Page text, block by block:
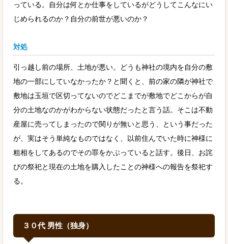
っている。自分は何とか仕事をしているがどうしてこんなにい
じめられるのか？自分の前世が悪いのか？
対処
引っ越し前の場所、土地が悪い。どうも神社の境内を自分の敷
地の一部にしていなかったか？と聞くと、前の家の隣が神社で
敷地は玉垣で区切ってないのでどこまでが敷地でどこからが自
分の土地なのかがわからない状態だったと言う話。そこは不動
産屋に売ってしまったので関りが無いと思う、という事だった
が、実はそう単純なものではなく、以前住んでいた時に神様に
粗相をしてあるのでその罪をかぶっていると話す。後日、お詫
びの祭祀と現在の土地を購入したことの神様への報告を祭祀す
る。
３０代 男性（独身）